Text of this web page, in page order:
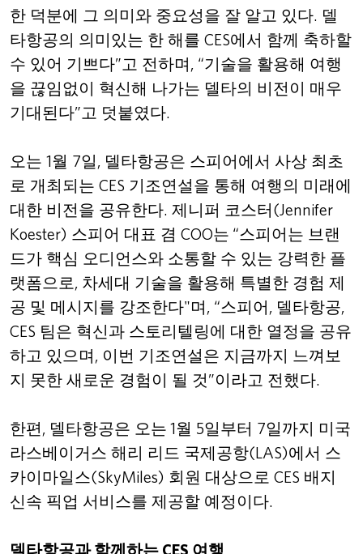
한 덕분에 그 의미와 중요성을 잘 알고 있다. 델
타항공의 의미있는 한 해를 CES에서 함께 축하할
수 있어 기쁘다”고 전하며, “기술을 활용해 여행
을 끊임없이 혁신해 나가는 델타의 비전이 매우
기대된다”고 덧붙였다.
오는 1월 7일, 델타항공은 스피어에서 사상 최초
로 개최되는 CES 기조연설을 통해 여행의 미래에
대한 비전을 공유한다. 제니퍼 코스터(Jennifer
Koester) 스피어 대표 겸 COO는 “스피어는 브랜
드가 핵심 오디언스와 소통할 수 있는 강력한 플
랫폼으로, 차세대 기술을 활용해 특별한 경험 제
공 및 메시지를 강조한다"며, “스피어, 델타항공,
CES 팀은 혁신과 스토리텔링에 대한 열정을 공유
하고 있으며, 이번 기조연설은 지금까지 느껴보
지 못한 새로운 경험이 될 것”이라고 전했다.
한편, 델타항공은 오는 1월 5일부터 7일까지 미국
라스베이거스 해리 리드 국제공항(LAS)에서 스
카이마일스(SkyMiles) 회원 대상으로 CES 배지
신속 픽업 서비스를 제공할 예정이다.
델타항공과 함께하는 CES 여행